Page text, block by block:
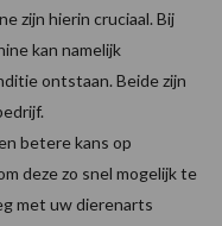
zijn hierin cruciaal. Bij
kan namelijk
ontstaan. Beide zijn
betere kans op
deze zo snel mogelijk te
met uw dierenarts